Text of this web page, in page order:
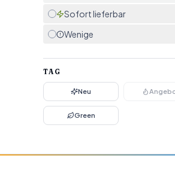
Sofort lieferbar
Wenige
TAG
Neu
Green